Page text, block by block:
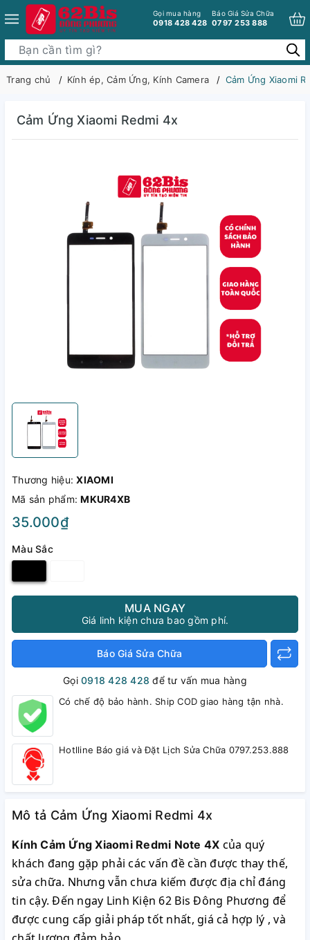
Gọi mua hàng
0918 428 428
Báo Giá Sửa Chữa
0797 253 888
Trang chủ Kính ép, Cảm Ứng, Kính Camera Cảm Ứng Xiaomi
Cảm Ứng Xiaomi Redmi 4x
Thương hiệu:XIAOMI
Mã sản phẩm:MKUR4XB
35.000₫
Màu Sắc
MUA NGAY
Giá linh kiện chưa bao gồm phí.
Báo Giá Sửa Chữa
Gọi0918 428 428 để tư vấn mua hàng
Có chế độ bảo hành. Ship COD giao hàng tận nhà.
Hotlline Báo giá và Đặt Lịch Sửa Chữa 0797.253.888
Mô tả Cảm Ứng Xiaomi Redmi 4x
Kính Cảm Ứng Xiaomi Redmi Note 4X của quý
khách đang gặp phải các vấn đề cần được thay thế,
sửa chữa. Nhưng vẫn chưa kiếm được địa chỉ đáng
tin cậy. Đến ngay Linh Kiện 62 Bis Đông Phương để
được cung cấp giải pháp tốt nhất, giá cả hợp lý , và